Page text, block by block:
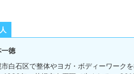
一徳
白石区で整体やヨガ・ボディーワーク